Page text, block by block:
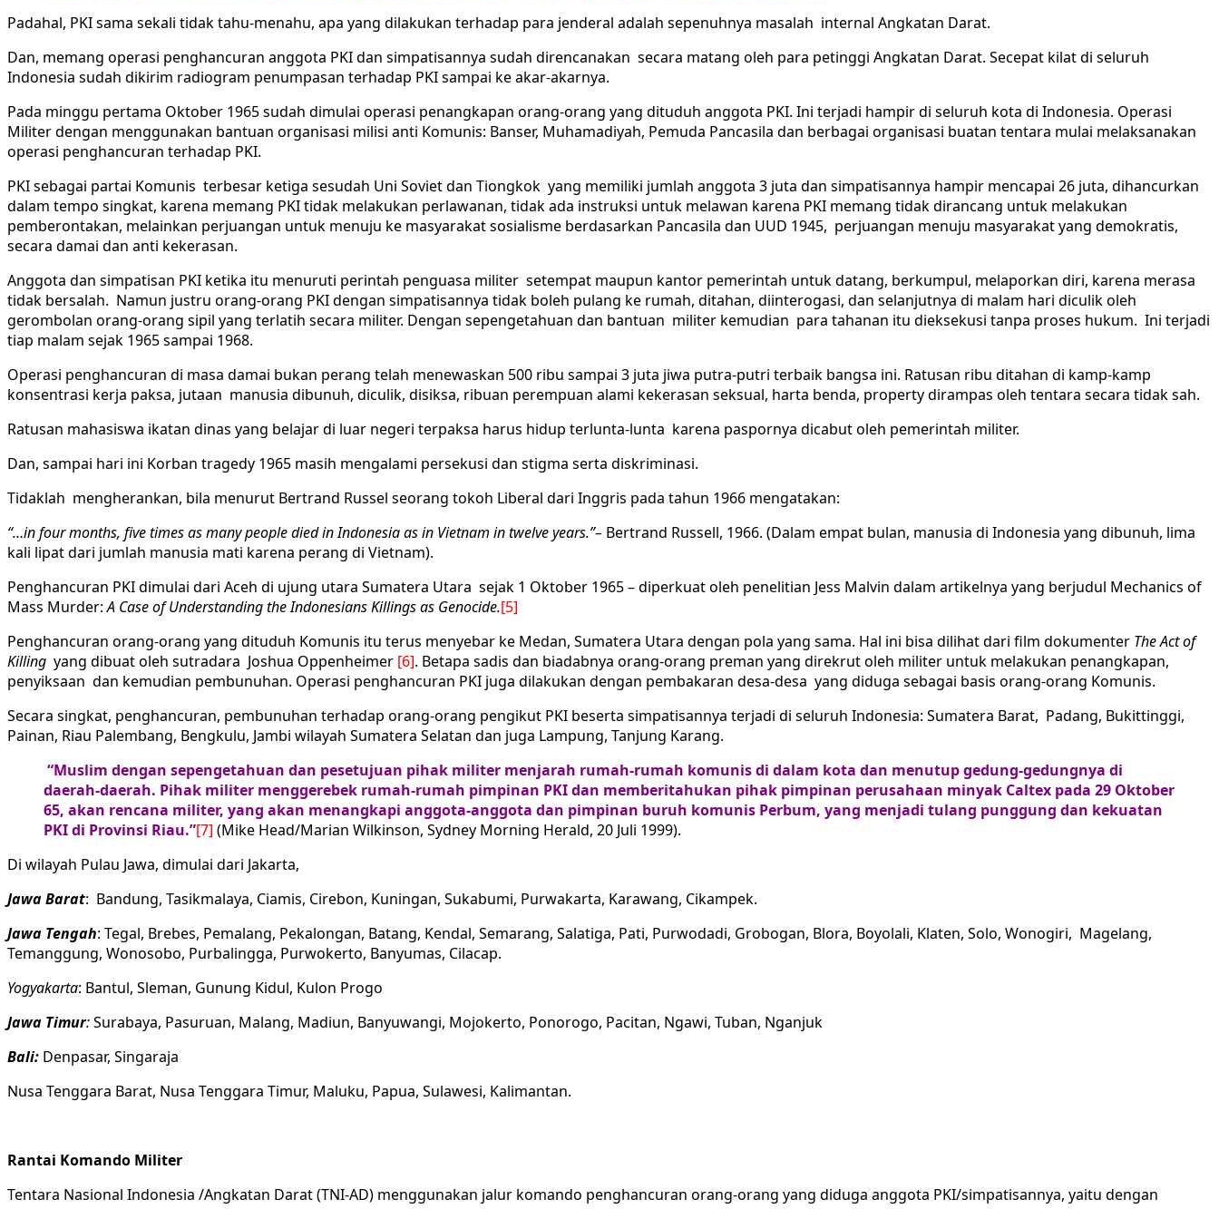
Padahal, PKI sama sekali tidak tahu-menahu, apa yang dilakukan terhadap para jenderal adalah sepenuhnya masalah internal Angkatan Darat.
Dan, memang operasi penghancuran anggota PKI dan simpatisannya sudah direncanakan secara matang oleh para petinggi Angkatan Darat. Secepat kilat di seluruh
Indonesia sudah dikirim radiogram penumpasan terhadap PKI sampai ke akar-akarnya.
Pada minggu pertama Oktober 1965 sudah dimulai operasi penangkapan orang-orang yang dituduh anggota PKI. Ini terjadi hampir di seluruh kota di Indonesia. Operasi
Militer dengan menggunakan bantuan organisasi milisi anti Komunis: Banser, Muhamadiyah, Pemuda Pancasila dan berbagai organisasi buatan tentara mulai melaksanakan
operasi penghancuran terhadap PKI.
PKI sebagai partai Komunis terbesar ketiga sesudah Uni Soviet dan Tiongkok yang memiliki jumlah anggota 3 juta dan simpatisannya hampir mencapai 26 juta, dihancurkan
dalam tempo singkat, karena memang PKI tidak melakukan perlawanan, tidak ada instruksi untuk melawan karena PKI memang tidak dirancang untuk melakukan
pemberontakan, melainkan perjuangan untuk menuju ke masyarakat sosialisme berdasarkan Pancasila dan UUD 1945, perjuangan menuju masyarakat yang demokratis,
secara damai dan anti kekerasan.
Anggota dan simpatisan PKI ketika itu menuruti perintah penguasa militer setempat maupun kantor pemerintah untuk datang, berkumpul, melaporkan diri, karena merasa
tidak bersalah. Namun justru orang-orang PKI dengan simpatisannya tidak boleh pulang ke rumah, ditahan, diinterogasi, dan selanjutnya di malam hari diculik oleh
gerombolan orang-orang sipil yang terlatih secara militer. Dengan sepengetahuan dan bantuan militer kemudian para tahanan itu dieksekusi tanpa proses hukum. Ini terjadi
tiap malam sejak 1965 sampai 1968.
Operasi penghancuran di masa damai bukan perang telah menewaskan 500 ribu sampai 3 juta jiwa putra-putri terbaik bangsa ini. Ratusan ribu ditahan di kamp-kamp
konsentrasi kerja paksa, jutaan manusia dibunuh, diculik, disiksa, ribuan perempuan alami kekerasan seksual, harta benda, property dirampas oleh tentara secara tidak sah.
Ratusan mahasiswa ikatan dinas yang belajar di luar negeri terpaksa harus hidup terlunta-lunta karena paspornya dicabut oleh pemerintah militer.
Dan, sampai hari ini Korban tragedy 1965 masih mengalami persekusi dan stigma serta diskriminasi.
Tidaklah mengherankan, bila menurut Bertrand Russel seorang tokoh Liberal dari Inggris pada tahun 1966 mengatakan:
“…in four months, five times as many people died in Indonesia as in Vietnam in twelve years.”– Bertrand Russell, 1966. (Dalam empat bulan, manusia di Indonesia yang dibunuh, lima
kali lipat dari jumlah manusia mati karena perang di Vietnam).
Penghancuran PKI dimulai dari Aceh di ujung utara Sumatera Utara sejak 1 Oktober 1965 – diperkuat oleh penelitian Jess Malvin dalam artikelnya yang berjudul Mechanics of
Mass Murder:A Case of Understanding the Indonesians Killings as Genocide.[5]
Penghancuran orang-orang yang dituduh Komunis itu terus menyebar ke Medan, Sumatera Utara dengan pola yang sama. Hal ini bisa dilihat dari film dokumenter The Act of
Killing yang dibuat oleh sutradara Joshua Oppenheimer [6]. Betapa sadis dan biadabnya orang-orang preman yang direkrut oleh militer untuk melakukan penangkapan,
penyiksaan dan kemudian pembunuhan. Operasi penghancuran PKI juga dilakukan dengan pembakaran desa-desa yang diduga sebagai basis orang-orang Komunis.
Secara singkat, penghancuran, pembunuhan terhadap orang-orang pengikut PKI beserta simpatisannya terjadi di seluruh Indonesia: Sumatera Barat, Padang, Bukittinggi,
Painan, Riau Palembang, Bengkulu, Jambi wilayah Sumatera Selatan dan juga Lampung, Tanjung Karang.
“Muslim dengan sepengetahuan dan pesetujuan pihak militer menjarah rumah-rumah komunis di dalam kota dan menutup gedung-gedungnya di
daerah-daerah. Pihak militer menggerebek rumah-rumah pimpinan PKI dan memberitahukan pihak pimpinan perusahaan minyak Caltex pada 29 Oktober
65, akan rencana militer, yang akan menangkapi anggota-anggota dan pimpinan buruh komunis Perbum, yang menjadi tulang punggung dan kekuatan
PKI di Provinsi Riau.”[7] (Mike Head/Marian Wilkinson, Sydney Morning Herald, 20 Juli 1999).
Di wilayah Pulau Jawa, dimulai dari Jakarta,
Jawa Barat: Bandung, Tasikmalaya, Ciamis, Cirebon, Kuningan, Sukabumi, Purwakarta, Karawang, Cikampek.
Jawa Tengah: Tegal, Brebes, Pemalang, Pekalongan, Batang, Kendal, Semarang, Salatiga, Pati, Purwodadi, Grobogan, Blora, Boyolali, Klaten, Solo, Wonogiri, Magelang,
Temanggung, Wonosobo, Purbalingga, Purwokerto, Banyumas, Cilacap.
Yogyakarta: Bantul, Sleman, Gunung Kidul, Kulon Progo
Jawa Timur:Surabaya, Pasuruan, Malang, Madiun, Banyuwangi, Mojokerto, Ponorogo, Pacitan, Ngawi, Tuban, Nganjuk
Bali: Denpasar, Singaraja
Nusa Tenggara Barat, Nusa Tenggara Timur, Maluku, Papua, Sulawesi, Kalimantan.
Rantai Komando Militer
Tentara Nasional Indonesia /Angkatan Darat (TNI-AD) menggunakan jalur komando penghancuran orang-orang yang diduga anggota PKI/simpatisannya, yaitu dengan